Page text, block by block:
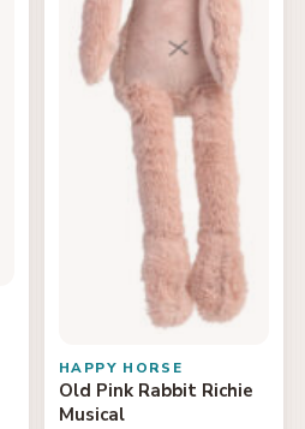
HAPPY HORSE
Old Pink Rabbit Richie
Musical